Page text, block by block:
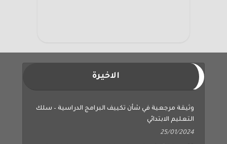
الاخيرة
وثيقة مرجعية في شأن تكييف البرامج الدراسية – سلك
التعليم الابتدائي
25/01/2024